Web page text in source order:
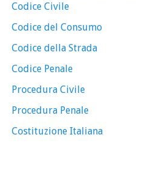
Codice Civile
Codice del Consumo
Codice della Strada
Codice Penale
Procedura Civile
Procedura Penale
Costituzione Italiana